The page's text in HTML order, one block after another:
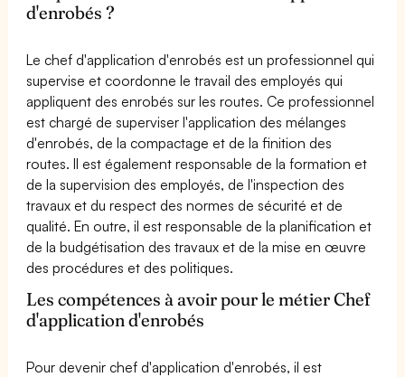
d'enrobés ?
Le chef d'application d'enrobés est un professionnel qui
supervise et coordonne le travail des employés qui
appliquent des enrobés sur les routes. Ce professionnel
est chargé de superviser l'application des mélanges
d'enrobés, de la compactage et de la finition des
routes. Il est également responsable de la formation et
de la supervision des employés, de l'inspection des
travaux et du respect des normes de sécurité et de
qualité. En outre, il est responsable de la planification et
de la budgétisation des travaux et de la mise en œuvre
des procédures et des politiques.
Les compétences à avoir pour le métier Chef
d'application d'enrobés
Pour devenir chef d'application d'enrobés, il est